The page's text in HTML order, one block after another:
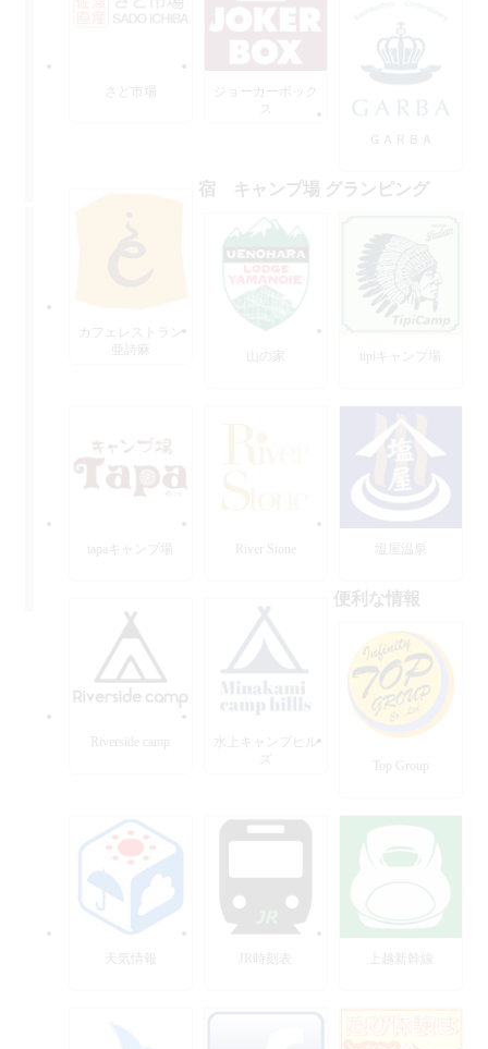
さど市場
ジョーカーボック
ス
ＧＡＲＢＡ
カフェレストラン
亜詩麻
宿 キャンプ場 グランピング
山の家 tipiキャンプ場
tapaキャンプ場 River Stone 塩屋温泉
Riverside camp
水上キャンプヒル
便利な情報
Top Group
天気情報 JR時刻表